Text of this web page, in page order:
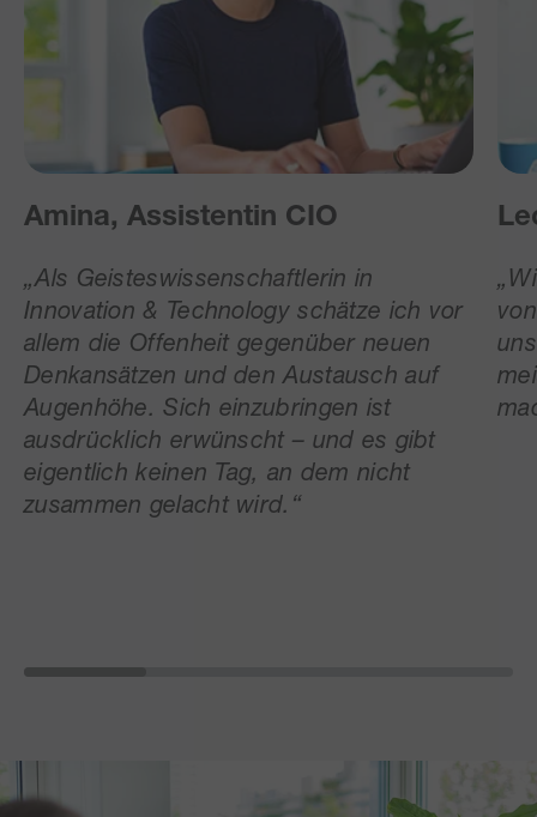
Amina, Assistentin CIO
„Als Geisteswissenschaftlerin in
Innovation & Technology schätze ich vor
allem die Offenheit gegenüber neuen
Denkansätzen und den Austausch auf
Augenhöhe. Sich einzubringen ist
ausdrücklich erwünscht – und es gibt
eigentlich keinen Tag, an dem nicht
zusammen gelacht wird. “